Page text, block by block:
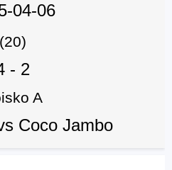
04-06
(20)
- 2
A
Coco Jambo